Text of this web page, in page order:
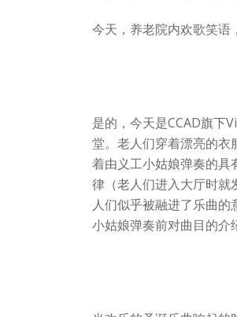
今天，养老院内欢歌笑
是的，今天是CCAD旗下
堂。老人们穿着漂亮的
着由义工小姑娘弹奏的具
律（老人们进入大厅时就
人们似乎被融进了乐曲
小姑娘弹奏前对曲目的介